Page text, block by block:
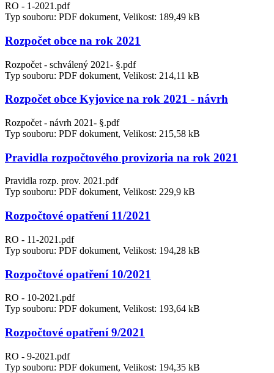
RO - 1-2021.pdf
Typ souboru: PDF dokument, Velikost: 189,49 kB
Rozpočet obce na rok 2021
Rozpočet - schválený 2021- §.pdf
Typ souboru: PDF dokument, Velikost: 214,11 kB
Rozpočet obce Kyjovice na rok 2021 - návrh
Rozpočet - návrh 2021- §.pdf
Typ souboru: PDF dokument, Velikost: 215,58 kB
Pravidla rozpočtového provizoria na rok 2021
Pravidla rozp. prov. 2021.pdf
Typ souboru: PDF dokument, Velikost: 229,9 kB
Rozpočtové opatření 11/2021
RO - 11-2021.pdf
Typ souboru: PDF dokument, Velikost: 194,28 kB
Rozpočtové opatření 10/2021
RO - 10-2021.pdf
Typ souboru: PDF dokument, Velikost: 193,64 kB
Rozpočtové opatření 9/2021
RO - 9-2021.pdf
Typ souboru: PDF dokument, Velikost: 194,35 kB